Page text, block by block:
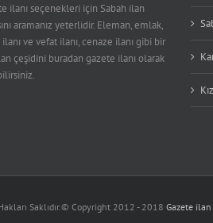
ilanı seçenekleri için Sabah ilan
aramanız yeterlidir. Eleman, emlak,
ilanı ve vefat ilanı, cenaze ilanı gibi bir
çeşidini buradan gazete ilanı olarak
Saklıdır.© Copyright 2012 - 2018 Gazete ilan